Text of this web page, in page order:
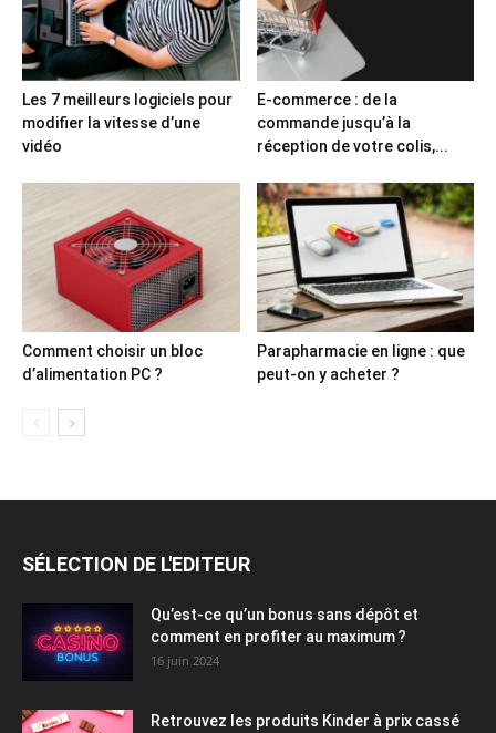
Les 7 meilleurs logiciels pour
modifier la vitesse d’une
vidéo
E-commerce : de la
commande jusqu’à la
réception de votre colis,...
Comment choisir un bloc
d’alimentation PC ?
Parapharmacie en ligne : que
peut-on y acheter ?
SÉLECTION DE L'EDITEUR
Qu’est-ce qu’un bonus sans dépôt et
comment en profiter au maximum ?
16 juin 2024
Retrouvez les produits Kinder à prix cassé